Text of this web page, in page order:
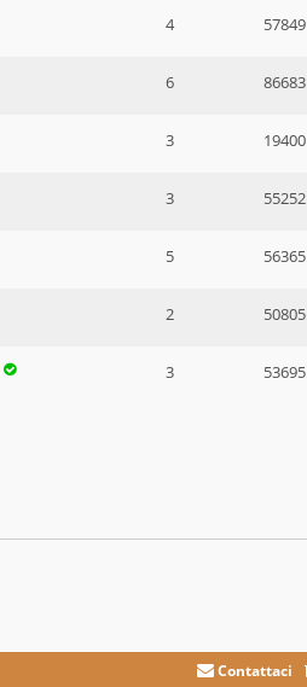
4 57849
6 86683
3 19400
3 55252
5 56365
2 50805
3 53695
Contattaci